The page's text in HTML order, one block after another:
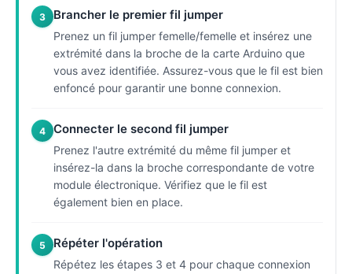
3 Brancher le premier fil jumper
Prenez un fil jumper femelle/femelle et insérez une
extrémité dans la broche de la carte Arduino que
vous avez identifiée. Assurez-vous que le fil est bien
enfoncé pour garantir une bonne connexion.
4 Connecter le second fil jumper
Prenez l'autre extrémité du même fil jumper et
insérez-la dans la broche correspondante de votre
module électronique. Vérifiez que le fil est
également bien en place.
5 Répéter l'opération
Répétez les étapes 3 et 4 pour chaque connexion